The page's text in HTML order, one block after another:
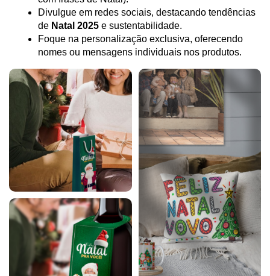
Divulgue em redes sociais, destacando tendências
de Natal 2025 e sustentabilidade.
Foque na personalização exclusiva, oferecendo
nomes ou mensagens individuais nos produtos.